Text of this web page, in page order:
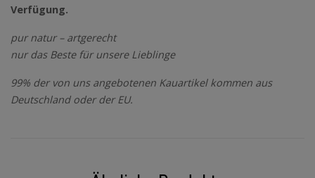
Verfügung.
pur natur – artgerecht
nur das Beste für unsere Lieblinge
99% der von uns angebotenen Kauartikel kommen aus
Deutschland oder der EU.